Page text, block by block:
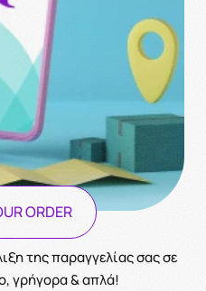
ORDER
της παραγγελίας σας σε
γρήγορα & απλά!